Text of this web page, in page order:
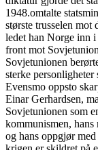
1948.omtalte
største trusselen
ledet han Norge inn
front mot
Sovjetunionen
sterke
Evensmo oppsto
Einar Gerhardsen,
Sovjetunionen som
kommunismen,
og hans oppgjør